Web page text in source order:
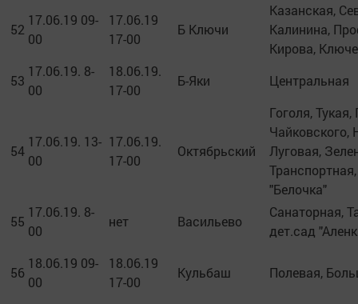
52
17.06.19 09-
00
17.06.19
17-00
Б Ключи
Казанская,
Калинина,
Кирова,
53
17.06.19. 8-
00
18.06.19.
17-00
Б-Яки Центральная
54
17.06.19. 13-
00
17.06.19.
17-00
Октябрьский
Гоголя,
Чайковского,
Луговая,
"Белочка"
55
17.06.19. 8-
00
нет Васильево
Санаторная,
дет.сад
56
18.06.19 09-
00
18.06.19
17-00
Кульбаш Полевая,